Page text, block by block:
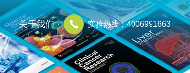
实验热线：4006991663
关于我们